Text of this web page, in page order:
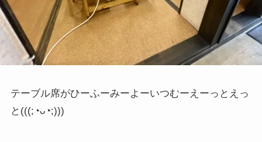
テーブル席がひーふーみーよーいつむーえーっとえっ
と (((;◔ᴗ◔;)))